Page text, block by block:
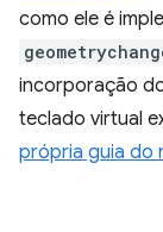
como ele é
incorporação
teclado virtual
própria guia do